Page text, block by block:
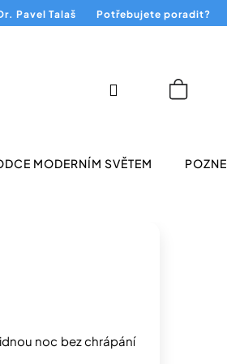
Pavel Talaš Potřebujete poradit?
MODERNÍM SVĚTEM
Přihlášení
noc bez chrápání